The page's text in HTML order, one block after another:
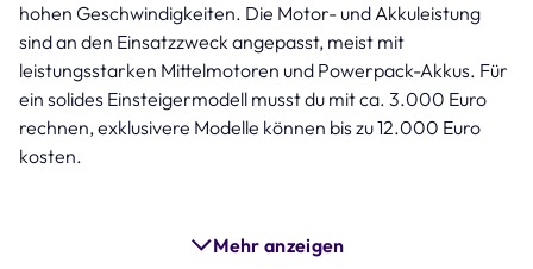
hohen Geschwindigkeiten. Die Motor- und Akkuleistung
sind an den Einsatzzweck angepasst, meist mit
leistungsstarken Mittelmotoren und Powerpack-Akkus. Für
ein solides Einsteigermodell musst du mit ca. 3.000 Euro
rechnen, exklusivere Modelle können bis zu 12.000 Euro
kosten.
Mehr anzeigen